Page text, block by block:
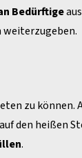
Bedürftige
weiterzugeben.
zu können.
den heißen
.